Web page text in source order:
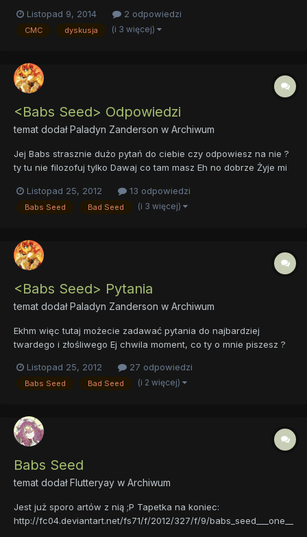
nie da się zauważyć w obu przedstawieniach nawiązań do
Nowego Yorku, ale czy jest to w 100 proicentach jego kalka,
Listopad 9, 2014 2 odpowiedzi
CMC dyskusja (i 3 więcej)
<Babs Seed> Odpowiedzi
temat dodałPaladyn Zanderson w Archiwum
Jej Babs strasznie dużo pytań do ciebie czy odpowiesz na nie ?
ty tu nie filozofuj tylko Dawaj co tam masz Eh no dobrze Żyje mi
naprawdę fajną kuzynką tak co zaś tyczy się jej przyjaciółek. to
są bardzo miłe, a Scoot nawe...
Listopad 25, 2012 13 odpowiedzi
Babs Seed Bad Seed (i 3 więcej)
<Babs Seed> Pytania
temat dodałPaladyn Zanderson w Archiwum
Ekhm więc tutaj możecie zadawać pytania do najbardziej
twardego i złośliwego Ej chwila moment, co ty o mnie piszesz ?
teraz w tym tamacie można zadawać tylko pytania do
odpowiedzi powstanie nowy wątek
Listopad 25, 2012 27 odpowiedzi
Babs Seed Bad Seed (i 2 więcej)
Babs Seed
temat dodałFlutteryay w Archiwum
Jest już sporo artów z nią ;P Tapetka na koniec:
http://fc04.deviantart.net/fs71/f/2012/327/f/9/babs_seed___one__